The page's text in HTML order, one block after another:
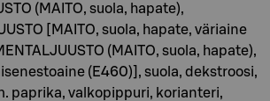
(MAITO, suola, hapate),
[MAITO, suola, hapate, väriaine
(MAITO, suola, hapate),
(E460)], suola, dekstroosi,
paprika, valkopippuri, korianteri,